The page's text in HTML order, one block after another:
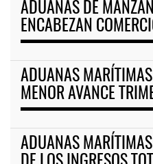
ADUANAS DE
ENCABEZAN
ADUANAS
MENOR AVANCE
ADUANAS